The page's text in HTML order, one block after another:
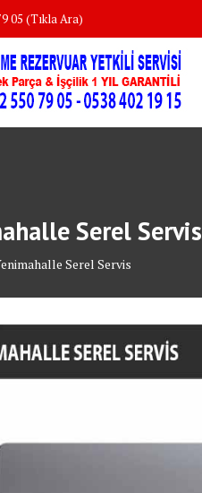
05 (Tıkla Ara)
Serel Servis
Serel Servis